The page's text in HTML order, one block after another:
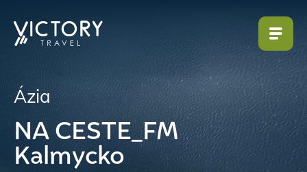
Ázia
NA CESTE_FM
Kalmycko